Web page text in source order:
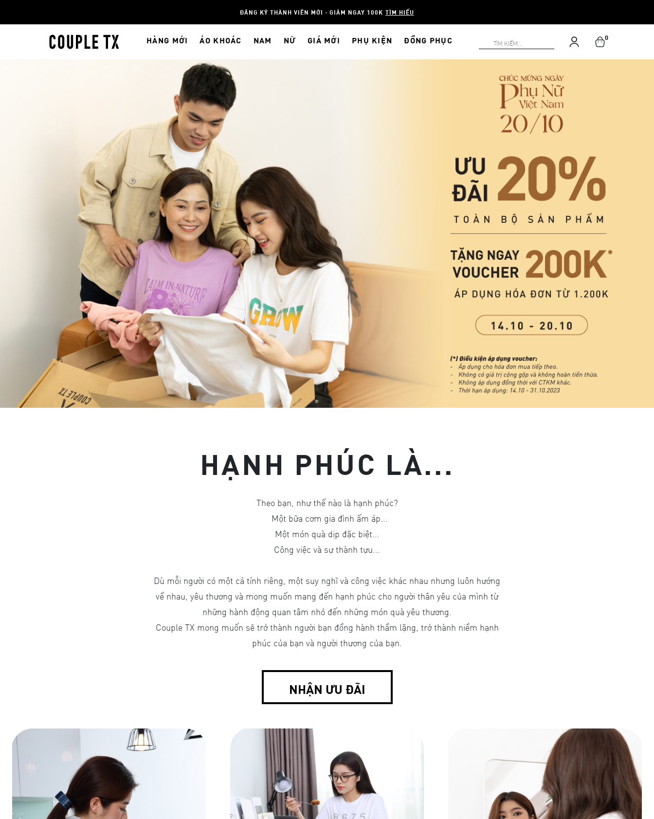
ĐĂNG KÝ THÀNH VIÊN MỚI - GIẢM NGAY 100K TÌM HIỂU
HÀNG MỚI ÁO KHOÁC NAM NỮ GIÁ MỚI PHỤ KIỆN ĐỒNG PHỤC 0
HẠNH PHÚC LÀ...
Theo bạn, như thế nào là hạnh phúc?
Một bữa cơm gia đình ấm áp...
Một món quà dịp đặc biệt...
Công việc và sự thành tựu...
Dù mỗi người có một cá tính riêng, một suy nghĩ và công việc khác nhau nhưng luôn hướng
về nhau, yêu thương và mong muốn mang đến hạnh phúc cho người thân yêu của mình từ
những hành động quan tâm nhỏ đến những món quà yêu thương.
Couple TX mong muốn sẽ trở thành người bạn đồng hành thầm lặng, trở thành niềm hạnh
phúc của bạn và người thương của bạn.
NHẬN ƯU ĐÃI